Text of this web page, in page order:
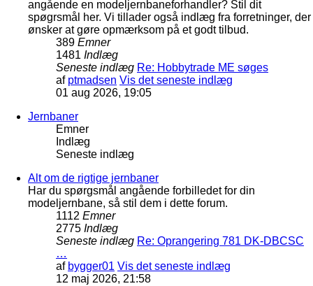
angående en modeljernbaneforhandler? Stil dit
spøgrsmål her. Vi tillader også indlæg fra forretninger, der
ønsker at gøre opmærksom på et godt tilbud.
389 Emner
1481 Indlæg
Seneste indlæg Re: Hobbytrade ME søges
af ptmadsen Vis det seneste indlæg
01 aug 2026, 19:05
Jernbaner
Emner
Indlæg
Seneste indlæg
Alt om de rigtige jernbaner
Har du spørgsmål angående forbilledet for din
modeljernbane, så stil dem i dette forum.
1112 Emner
2775 Indlæg
Seneste indlæg Re: Oprangering 781 DK-DBCSC
…
af bygger01 Vis det seneste indlæg
12 maj 2026, 21:58